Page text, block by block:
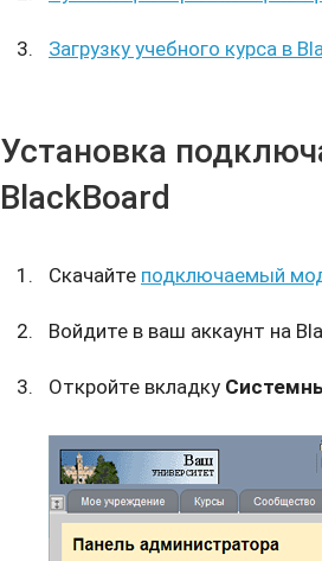
Загрузку учебного курса в
Установка
BlackBoard
Скачайте подключаемый
Войдите в ваш аккаунт на
Откройте вкладку